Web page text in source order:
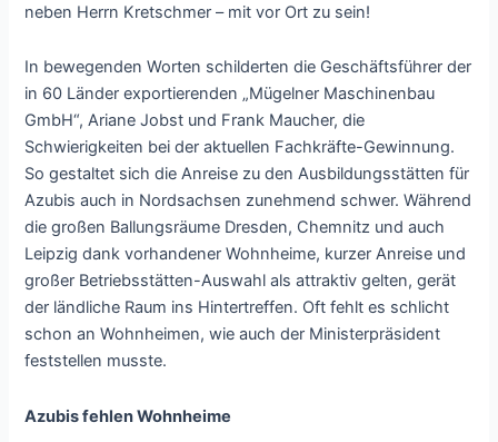
neben Herrn Kretschmer – mit vor Ort zu sein!
In bewegenden Worten schilderten die Geschäftsführer der
in 60 Länder exportierenden „Mügelner Maschinenbau
GmbH“, Ariane Jobst und Frank Maucher, die
Schwierigkeiten bei der aktuellen Fachkräfte-Gewinnung.
So gestaltet sich die Anreise zu den Ausbildungsstätten für
Azubis auch in Nordsachsen zunehmend schwer. Während
die großen Ballungsräume Dresden, Chemnitz und auch
Leipzig dank vorhandener Wohnheime, kurzer Anreise und
großer Betriebsstätten-Auswahl als attraktiv gelten, gerät
der ländliche Raum ins Hintertreffen. Oft fehlt es schlicht
schon an Wohnheimen, wie auch der Ministerpräsident
feststellen musste.
Azubis fehlen Wohnheime